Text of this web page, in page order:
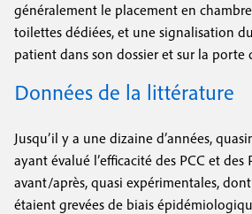
généralement le placement en
toilettes dédiées, et une signalisation
patient dans son dossier et sur la porte
Données de la littérature
Jusqu’il y a une dizaine d’années,
ayant évalué l’efficacité des PCC et des
avant/après, quasi expérimentales,
étaient grevées de biais